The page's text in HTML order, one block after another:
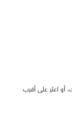
أو اعثر على أقرب